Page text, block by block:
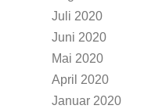
Juli 2020
Juni 2020
Mai 2020
April 2020
Januar 2020